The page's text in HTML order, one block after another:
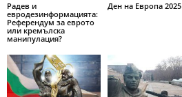
Радев и
евродезинформацията:
Референдум за еврото
или кремълска
манипулация?
Ден на Европа 2025